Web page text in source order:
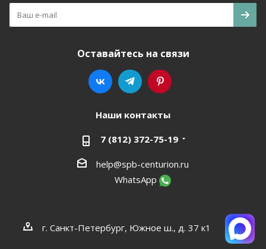
Оставайтесь на связи
Наши контакты
7 (812) 372-75-19
help@spb-centurion.ru
WhatsApp
г. Санкт-Петербург, Южное ш., д. 37 к1